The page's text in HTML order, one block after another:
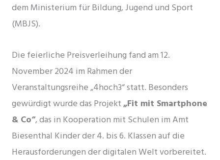
dem Ministerium für Bildung, Jugend und Sport
(MBJS).
Die feierliche Preisverleihung fand am 12.
November 2024 im Rahmen der
Veranstaltungsreihe „4hoch3“ statt. Besonders
gewürdigt wurde das Projekt„Fit mit Smartphone
& Co“, das in Kooperation mit Schulen im Amt
Biesenthal Kinder der 4. bis 6. Klassen auf die
Herausforderungen der digitalen Welt vorbereitet.